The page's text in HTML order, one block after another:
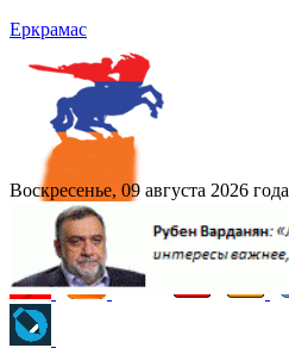
Еркрамас
Воскресенье, 09 августа 2026 года